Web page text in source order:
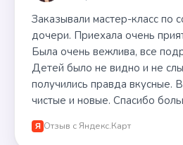
Заказывали мастер-класс по
дочери. Приехала очень
Была очень вежлива, все
Детей было не видно и не
получились правда вкусные.
чистые и новые. Спасибо
Я Отзыв с Яндекс.Карт